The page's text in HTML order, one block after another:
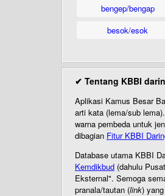
bengep/bengap
besok/esok
✔ Tentang KBBI
Aplikasi Kamus Besar
arti kata (lema/sub
warna pembeda untuk
dibagian Fitur KBBI
Database utama KBBI
Kemdikbud (dahulu
Eksternal". Semoga
pranala/tautan (link)